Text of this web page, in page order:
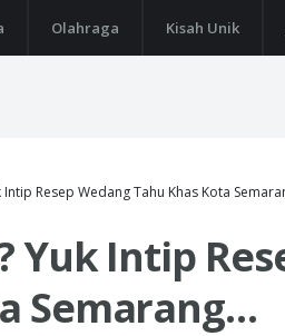
Olahraga Kisah Unik
Intip Resep Wedang Tahu Khas Kota
Yuk Intip
Semarang…